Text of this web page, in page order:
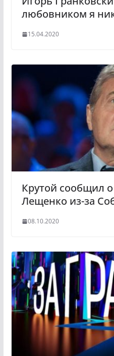
любовником я
15.04.2020
Крутой сообщил
Лещенко из-за
08.10.2020